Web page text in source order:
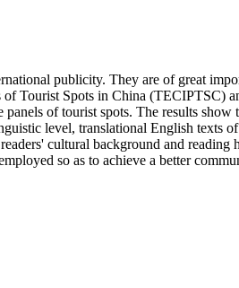
publicity. They are of great
Tourist Spots in China (TECIPTSC)
of tourist spots. The results show
level, translational English texts
cultural background and reading
so as to achieve a better